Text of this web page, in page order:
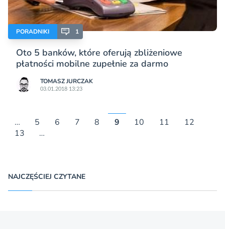
PORADNIKI 1
Oto 5 banków, które oferują zbliżeniowe
płatności mobilne zupełnie za darmo
TOMASZ JURCZAK
03.01.2018 13:23
… 5 6 7 8 9 10 11
12
13
…
NAJCZĘŚCIEJ CZYTANE